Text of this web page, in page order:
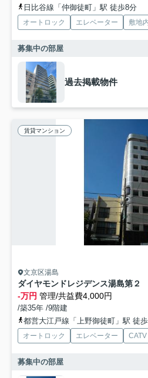
日比谷線「仲御徒町」駅 徒歩8分
オートロック エレベーター 敷地
募集中の部屋
過去掲載物件
賃貸マンション
文京区湯島
ダイヤモンドレジデンス湯島第２
-万円 管理/共益費4,000円
/築35年 /9階建
都営大江戸線「上野御徒町」駅 徒
オートロック エレベーター CATV
募集中の部屋